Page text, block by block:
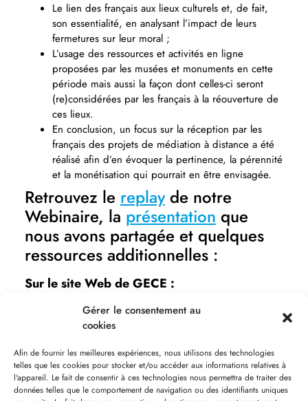
Gérer le consentement au
cookies
Afin de fournir les meilleures expériences, nous utilisons des technologies
telles que les cookies pour stocker et/ou accéder aux informations relatives à
l'appareil. Le fait de consentir à ces technologies nous permettra de traiter des
données telles que le comportement de navigation ou des identifiants uniques
Le lien des français aux lieux culturels et, de fait,
son essentialité, en analysant l’impact de leurs
fermetures sur leur moral ;
L’usage des ressources et activités en ligne
proposées par les musées et monuments en cette
période mais aussi la façon dont celles-ci seront
(re)considérées par les français à la réouverture de
ces lieux.
En conclusion, un focus sur la réception par les
français des projets de médiation à distance a été
réalisé afin d’en évoquer la pertinence, la pérennité
et la monétisation qui pourrait en être envisagée.
Retrouvez le replayde notre
Webinaire, la présentation que
nous avons partagée et quelques
ressources additionnelles :
Sur le site Web de GECE :
Une étude Gece en collaboration avec
Universcience sur les pratiques culturelles online
Une étude sur le moral des Français et l’impact sur
le moral des restrictions sanitaires (janvier 2021).
Sur le site Web de {CORRESPONDANCES